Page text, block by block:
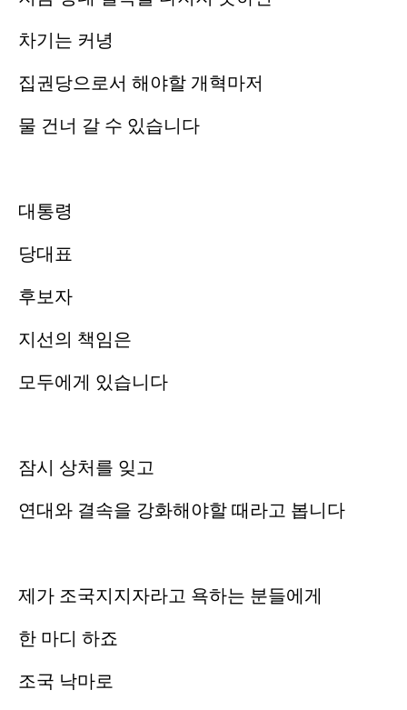
차기는 커녕
집권당으로서 해야할 개혁마저
물 건너 갈 수 있습니다
대통령
당대표
후보자
지선의 책임은
모두에게 있습니다
잠시 상처를 잊고
연대와 결속을 강화해야할 때라고 봅니다
제가 조국지지자라고 욕하는 분들에게
한 마디 하죠
조국 낙마로